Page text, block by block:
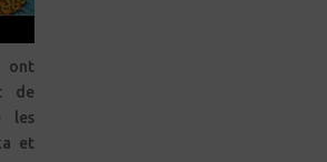
ont
de
les
et